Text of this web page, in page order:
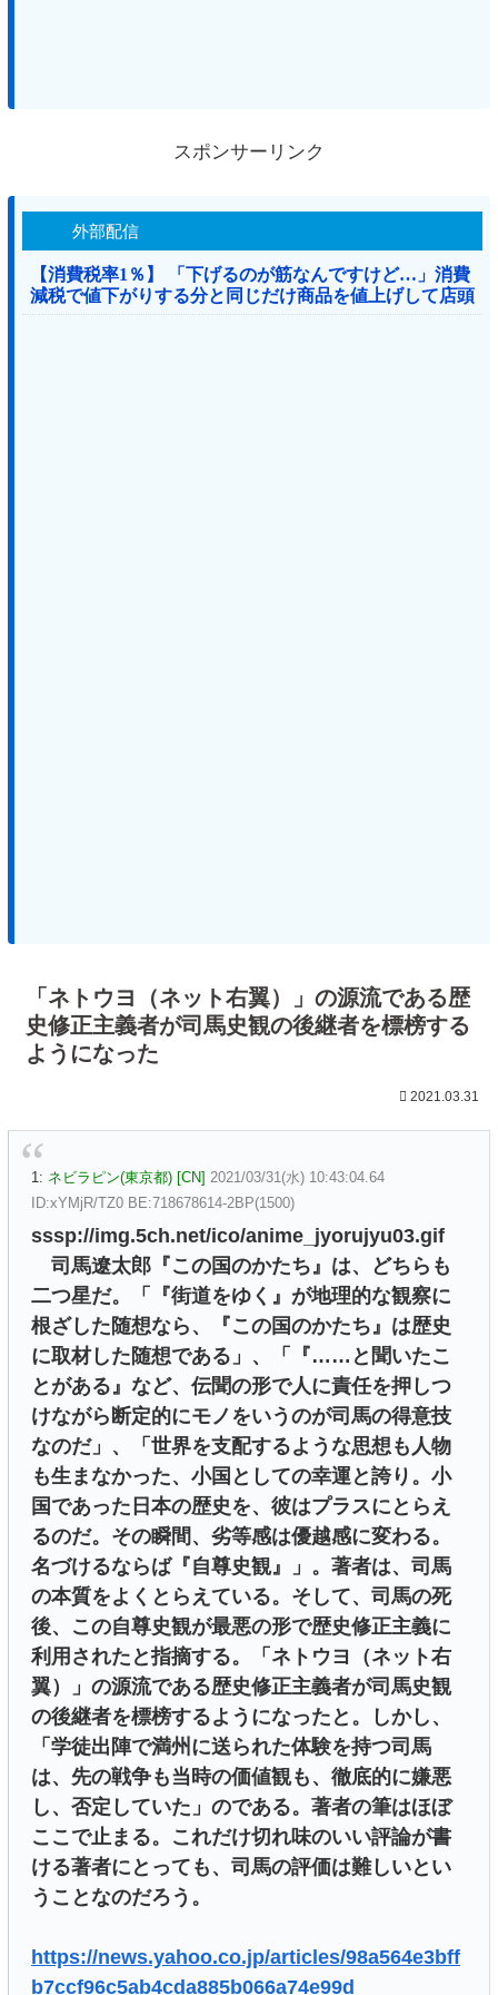
スポンサーリンク
外部配信
【消費税率1％】 「下げるのが筋なんですけど…」消費
減税で値下がりする分と同じだけ商品を値上げして店頭
価格を変えない店も
「ネトウヨ（ネット右翼）」の源流である歴
史修正主義者が司馬史観の後継者を標榜する
ようになった
2021.03.31
1: ネビラピン(東京都) [CN] 2021/03/31(水) 10:43:04.64
ID:xYMjR/TZ0 BE:718678614-2BP(1500)
sssp://img.5ch.net/ico/anime_jyorujyu03.gif
司馬遼太郎『この国のかたち』は、どちらも
二つ星だ。「『街道をゆく』が地理的な観察に
根ざした随想なら、『この国のかたち』は歴史
に取材した随想である」、「『……と聞いたこ
とがある』など、伝聞の形で人に責任を押しつ
けながら断定的にモノをいうのが司馬の得意技
なのだ」、「世界を支配するような思想も人物
も生まなかった、小国としての幸運と誇り。小
国であった日本の歴史を、彼はプラスにとらえ
るのだ。その瞬間、劣等感は優越感に変わる。
名づけるならば『自尊史観』」。著者は、司馬
の本質をよくとらえている。そして、司馬の死
後、この自尊史観が最悪の形で歴史修正主義に
利用されたと指摘する。「ネトウヨ（ネット右
翼）」の源流である歴史修正主義者が司馬史観
の後継者を標榜するようになったと。しかし、
「学徒出陣で満州に送られた体験を持つ司馬
は、先の戦争も当時の価値観も、徹底的に嫌悪
し、否定していた」のである。著者の筆はほぼ
ここで止まる。これだけ切れ味のいい評論が書
ける著者にとっても、司馬の評価は難しいとい
うことなのだろう。
https://news.yahoo.co.jp/articles/98a564e3bff
b7ccf96c5ab4cda885b066a74e99d